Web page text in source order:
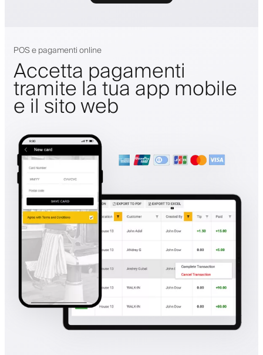
POS e pagamenti online
Accetta pagamenti
tramite la tua app mobile
e il sito web